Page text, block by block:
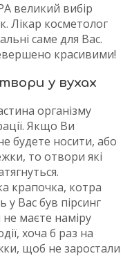
великий вибір
Лікар косметолог
саме для Вас.
красивими!
у вухах
організму
Якщо Ви
будете носити, або
то отвори які
крапочка, котра
Вас був пірсинг
маєте наміру
хоча б раз на
щоб не заростали